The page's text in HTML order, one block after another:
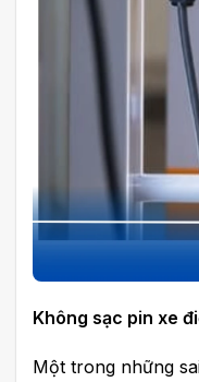
Không sạc pin xe
Một trong những